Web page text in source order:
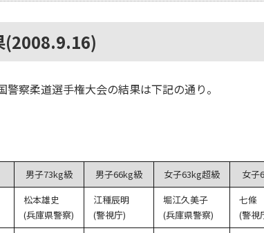
(2008.9.16)
察柔道選手権大会の結果は下記の通り。
男子73kg級 男子66kg級 女子63kg超級
女子
松本雄史
(兵庫県警察)
江種辰明
(警視庁)
堀江久美子
(兵庫県警察)
七條
(警視